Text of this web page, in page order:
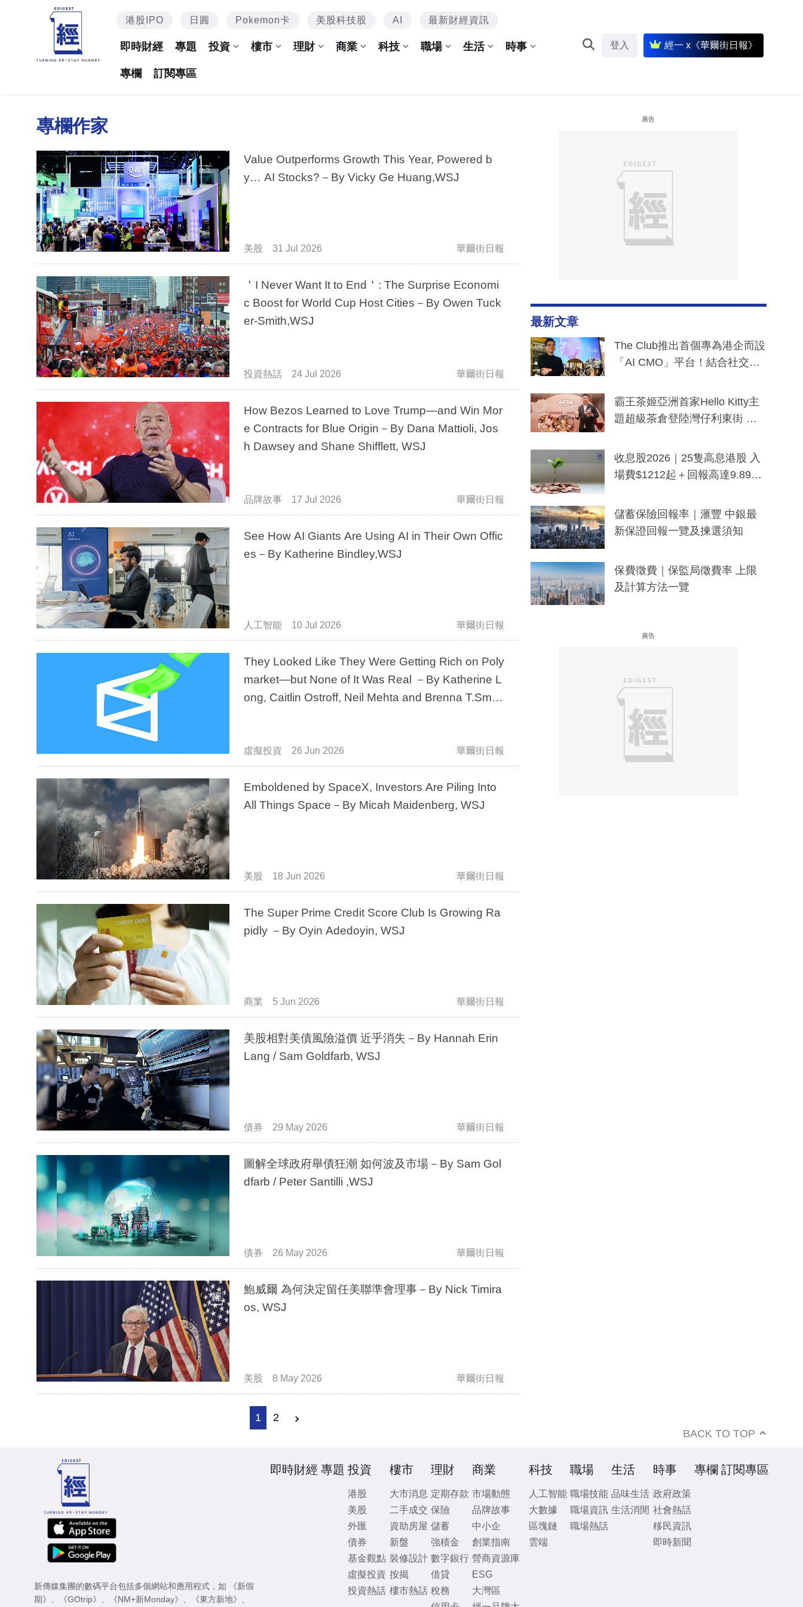
港股IPO 日圓 Pokemon卡 美股科技股 AI 最新財經資訊
即時財經 專題 投資 樓市 理財 商業 科技 職場 生活 時事
專欄 訂閱專區
登入 經一 x《華爾街日報》
專欄作家
Value Outperforms Growth This Year, Powered b
y… AI Stocks?－By Vicky Ge Huang,WSJ
美股 31 Jul 2026 華爾街日報
＇I Never Want It to End＇: The Surprise Economi
c Boost for World Cup Host Cities－By Owen Tuck
er-Smith,WSJ
投資熱話 24 Jul 2026 華爾街日報
How Bezos Learned to Love Trump—and Win Mor
e Contracts for Blue Origin－By Dana Mattioli, Jos
h Dawsey and Shane Shifflett, WSJ
品牌故事 17 Jul 2026 華爾街日報
See How AI Giants Are Using AI in Their Own Offic
es－By Katherine Bindley,WSJ
人工智能 10 Jul 2026 華爾街日報
They Looked Like They Were Getting Rich on Poly
market—but None of It Was Real －By Katherine L
ong, Caitlin Ostroff, Neil Mehta and Brenna T.Smith
虛擬投資 26 Jun 2026 華爾街日報
Emboldened by SpaceX, Investors Are Piling Into
All Things Space－By Micah Maidenberg, WSJ
美股 18 Jun 2026 華爾街日報
The Super Prime Credit Score Club Is Growing Ra
pidly －By Oyin Adedoyin, WSJ
商業 5 Jun 2026 華爾街日報
美股相對美債風險溢價 近乎消失－By Hannah Erin
Lang / Sam Goldfarb, WSJ
債券 29 May 2026 華爾街日報
圖解全球政府舉債狂潮 如何波及市場－By Sam Gol
dfarb / Peter Santilli ,WSJ
債券 26 May 2026 華爾街日報
鮑威爾 為何決定留任美聯準會理事－By Nick Timira
os, WSJ
美股 8 May 2026 華爾街日報
1 2
廣告
最新文章
The Club推出首個專為港企而設
「AI CMO」平台！結合社交聆
分鐘生成「貼地」宣傳短片
霸王茶姬亞洲首家Hello Kitty主
題超級茶倉登陸灣仔利東街 推
y及香港限定特調系列
收息股2026｜25隻高息港股 入
場費$1212起＋回報高達9.89
儲蓄保險回報率｜滙豐 中銀最
新保證回報一覽及揀選須知
保費徵費｜保監局徵費率 上限
及計算方法一覽
廣告
BACK TO TOP
新傳媒集團的數碼平台包括多個網站和應用程式，如
《新假
期》
《GOtrip》 《NM+新Monday》 《東方新地》
即時財經 專題 投資
港股
美股
外匯
債券
基金觀點
虛擬投資
投資熱話
樓市
大市消息
二手成交
資助房屋
新盤
裝修設計
按揭
樓市熱話
理財
定期存款
保險
儲蓄
強積金
數字銀行
借貸
稅務
商業
市場動態
品牌故事
中小企
創業指南
營商資源庫
ESG
大灣區
科技
人工智能
大數據
區塊鏈
雲端
職場
職場技能
職場資訊
職場熱話
生活
品味生活
生活消閒
時事
政府政策
社會熱話
移民資訊
即時新聞
專欄 訂閱專區